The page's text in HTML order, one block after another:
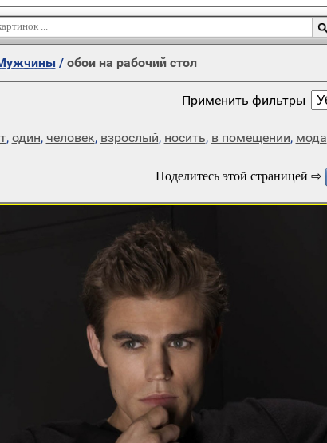
/ обои на рабочий стол
Применить фильтры
, один, человек, взрослый, носить, в помещении, мода